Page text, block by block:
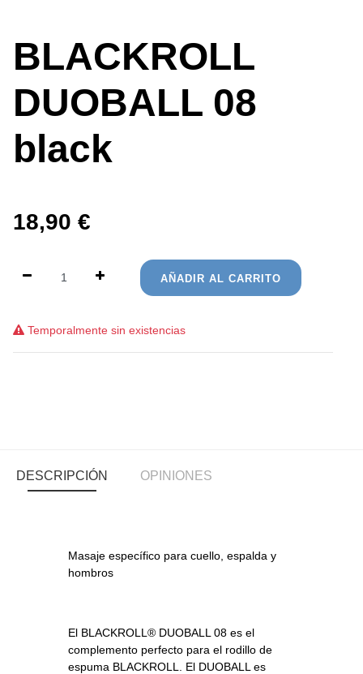
BLACKROLL
DUOBALL 08
black
18,90 €
AÑADIR AL CARRITO
Temporalmente sin existencias
DESCRIPCIÓN OPINIONES
Masaje específico para cuello, espalda y
hombros
El BLACKROLL® DUOBALL 08 es el
complemento perfecto para el rodillo de
espuma BLACKROLL. El DUOBALL es